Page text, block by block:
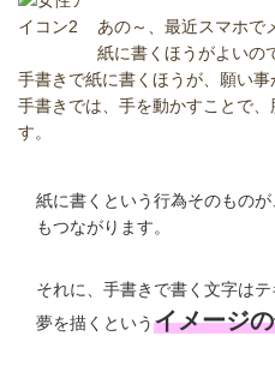
あの～、最近スマホで
紙に書くほうがよいの
手書きで紙に書くほうが、願い事
手書きでは、手を動かすことで
す。
紙に書くという行為そのもの
もつながります。
それに、手書きで書く文字はテ
夢を描くというイメージ